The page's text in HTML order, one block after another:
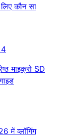
कौन सा
माइक्रो SD
में व्लॉगिंग